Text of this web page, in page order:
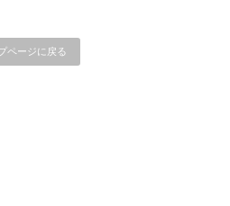
ページに戻る